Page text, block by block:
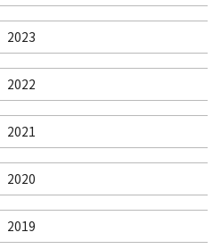
2023
2022
2021
2020
2019